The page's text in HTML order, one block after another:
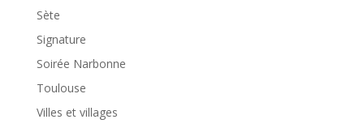
Sète
Signature
Soirée Narbonne
Toulouse
Villes et villages